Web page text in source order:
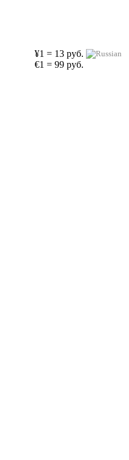
¥1 = 13 руб.
€1 = 99 руб.